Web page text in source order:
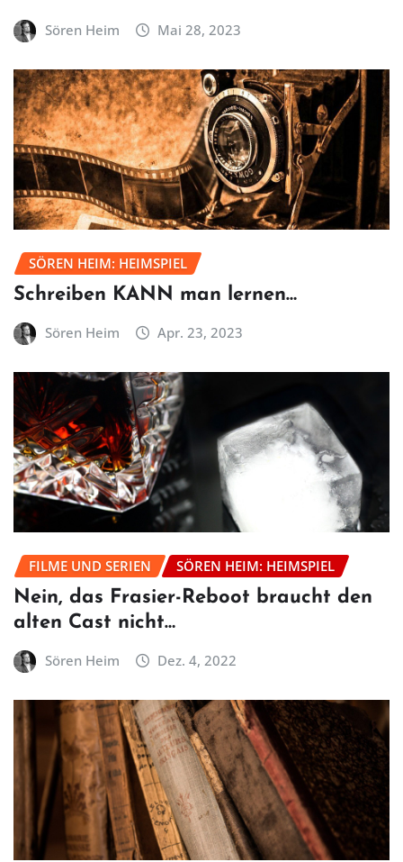
Sören Heim Mai 28, 2023
SÖREN HEIM: HEIMSPIEL
Schreiben KANN man lernen…
Sören Heim Apr. 23, 2023
FILME UND SERIEN SÖREN HEIM: HEIMSPIEL
Nein, das Frasier-Reboot braucht den
alten Cast nicht…
Sören Heim Dez. 4, 2022